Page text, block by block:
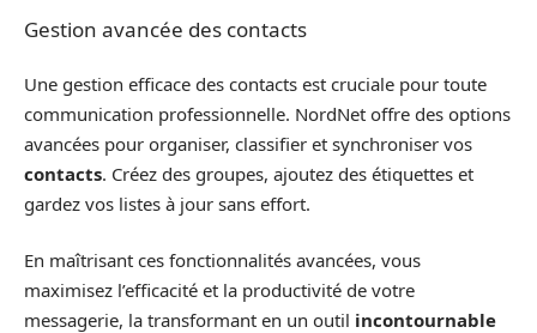
Gestion avancée des contacts
Une gestion efficace des contacts est cruciale pour toute
communication professionnelle. NordNet offre des options
avancées pour organiser, classifier et synchroniser vos
contacts. Créez des groupes, ajoutez des étiquettes et
gardez vos listes à jour sans effort.
En maîtrisant ces fonctionnalités avancées, vous
maximisez l’efficacité et la productivité de votre
messagerie, la transformant en un outil incontournable